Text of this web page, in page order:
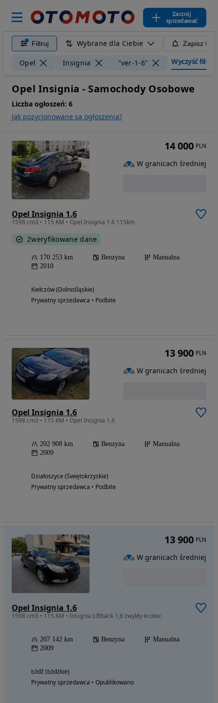
Zacznij
sprzedawać
Filtruj Wybrane dla Ciebie Zapisz
Opel Insignia "ver-1-6" Wyczyść filtry
Opel Insignia - Samochody Osobowe
Liczba ogłoszeń: 6
Jak pozycjonowane są ogłoszenia?
Opel Insignia 1.6
1598 cm3 • 115 KM • Opel Insignia 1.6 115km
Zweryfikowane dane
170 253 km Benzyna
Manualna
2010
Kiełczów (Dolnośląskie)
Prywatny sprzedawca • Podbite
14 000 PLN
W granicach średniej
Opel Insignia 1.6
1598 cm3 • 115 KM • Opel Insignia 1,6
202 908 km Benzyna
Manualna
2009
Działoszyce (Świętokrzyskie)
Prywatny sprzedawca • Podbite
13 900 PLN
W granicach średniej
Opel Insignia 1.6
1598 cm3 • 115 KM • Insignia Liftback 1,6 zwykły ecotec
207 142 km Benzyna
Manualna
2009
Łódź (Łódzkie)
Prywatny sprzedawca • Opublikowano
13 900 PLN
W granicach średniej